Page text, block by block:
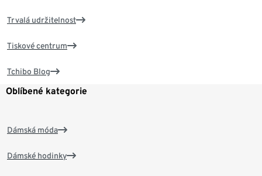
Trvalá udržitelnost
Tiskové centrum
Tchibo Blog
Oblíbené kategorie
Dámská móda
Dámské hodinky